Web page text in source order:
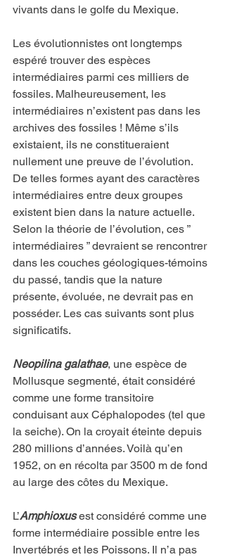
vivants dans le golfe du Mexique.
Les évolutionnistes ont longtemps
espéré trouver des espèces
intermédiaires parmi ces milliers de
fossiles. Malheureusement, les
intermédiaires n’existent pas dans les
archives des fossiles ! Même s’ils
existaient, ils ne constitueraient
nullement une preuve de l’évolution.
De telles formes ayant des caractères
intermédiaires entre deux groupes
existent bien dans la nature actuelle.
Selon la théorie de l’évolution, ces ”
intermédiaires ” devraient se rencontrer
dans les couches géologiques-témoins
du passé, tandis que la nature
présente, évoluée, ne devrait pas en
posséder. Les cas suivants sont plus
significatifs.
Neopilina galathae, une espèce de
Mollusque segmenté, était considéré
comme une forme transitoire
conduisant aux Céphalopodes (tel que
la seiche). On la croyait éteinte depuis
280 millions d’années. Voilà qu’en
1952, on en récolta par 3500 m de fond
au large des côtes du Mexique.
L’Amphioxus est considéré comme une
forme intermédiaire possible entre les
Invertébrés et les Poissons. Il n’a pas